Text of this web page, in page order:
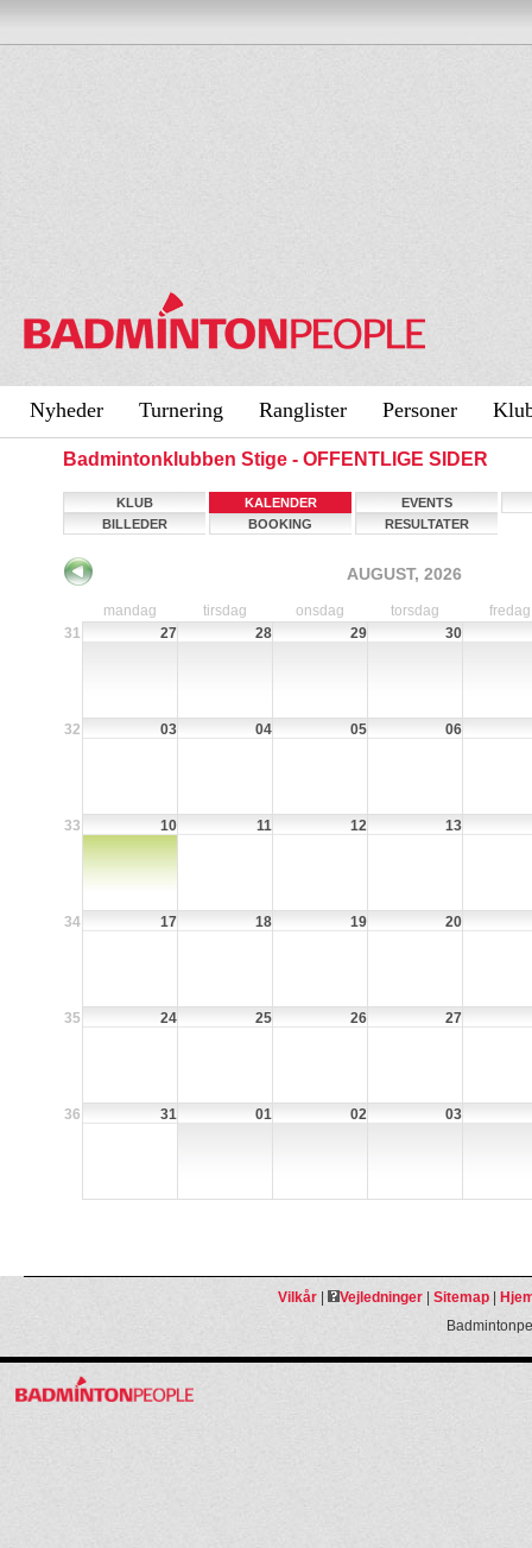
Nyheder Turnering Ranglister Personer
Badmintonklubben Stige - OFFENTLIGE SIDER
KLUB KALENDER
EVENTS
BILLEDER
BOOKING RESULTATER
AUGUST, 2026
mandag tirsdag onsdag torsdag
fredag
31
27 28 29 30
32 03 04 05 06
33 10 11 12 13
34 17 18 19 20
35 24 25 26 27
36 31 01 02 03
Vilkår| Vejledninger| Sitemap|